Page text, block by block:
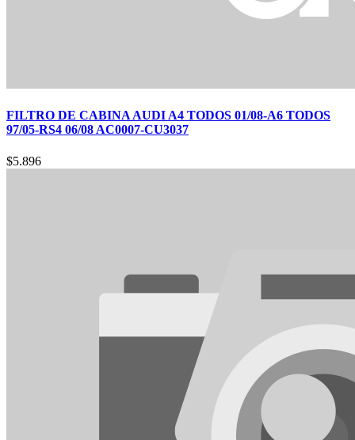
FILTRO DE CABINA AUDI A4 TODOS 01/08-A6 TODOS
97/05-RS4 06/08 AC0007-CU3037
$5.896